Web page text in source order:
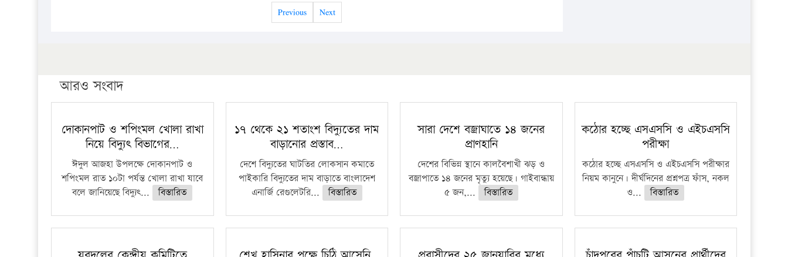
Previous Next
আরও সংবাদ
দোকানপাট ও শপিংমল খোলা রাখা
নিয়ে বিদ্যুৎ বিভাগের…
ঈদুল আজহা উপলক্ষে দোকানপাট ও
শপিংমল রাত ১০টা পর্যন্ত খোলা রাখা যাবে
বলে জানিয়েছে বিদ্যুৎ...
বিস্তারিত
১৭ থেকে ২১ শতাংশ বিদ্যুতের দাম
বাড়ানোর প্রস্তাব…
দেশে বিদ্যুতের ঘাটতির লোকসান কমাতে
পাইকারি বিদ্যুতের দাম বাড়াতে বাংলাদেশ
এনার্জি রেগুলেটরি...
বিস্তারিত
সারা দেশে বজ্রাঘাতে ১৪ জনের
প্রাণহানি
দেশের বিভিন্ন স্থানে কালবৈশাখী ঝড় ও
বজ্রাপাতে ১৪ জনের মৃত্যু হয়েছে। গাইবান্ধায়
৫ জন,...
বিস্তারিত
কঠোর হচ্ছে এসএসসি ও এইচএসসি
পরীক্ষা
কঠোর হচ্ছে এসএসসি ও এইচএসসি পরীক্ষার
নিয়ম কানুনে। দীর্ঘদিনের প্রশ্নপত্র ফাঁস, নকল
ও...
বিস্তারিত